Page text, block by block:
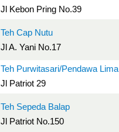
Jl Kebon Pring No.39
Teh Cap Nutu
Jl A. Yani No.17
Teh Purwitasari/Pendawa Lima
Jl Patriot 29
Teh Sepeda Balap
Jl Patriot No.150